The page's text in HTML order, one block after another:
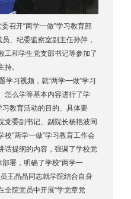
召开“两学一做”学习教育部
、纪委监察室副主任孙萍，
工和学生党支部书记等参加了
。
习视频，就“两学一做”学习
怎么学等基本内容进行了学
习教育活动的目的、具体要
党委副书记、副院长杨艳波同
“两学一做”学习教育工作会
话提纲的内容，强调了学校党
署，明确了学校“两学一
王晶晶同志就学院结合自身
全院党员中开展“学党章党